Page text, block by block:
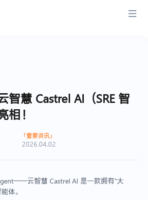
智慧 Castrel AI（SRE 智
相！
重要资讯
2026.04.02
云智慧 Castrel AI 是一款拥有"大
体。